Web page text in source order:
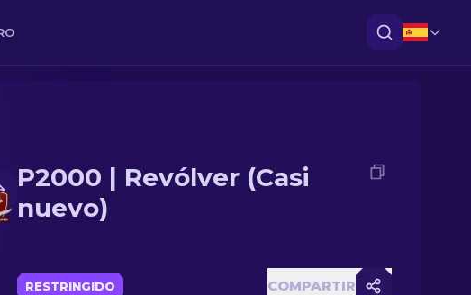
P2000 | Revólver (Casi
nuevo)
RESTRINGIDO COMPARTIR